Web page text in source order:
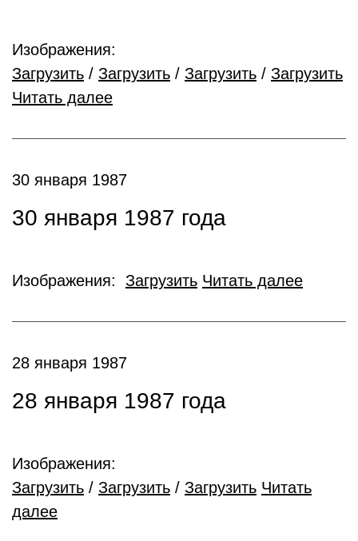
Изображения:
Загрузить / Загрузить / Загрузить / Загрузить
Читать далее
30 января 1987
30 января 1987 года
Изображения: Загрузить Читать далее
28 января 1987
28 января 1987 года
Изображения:
Загрузить / Загрузить / Загрузить Читать
далее